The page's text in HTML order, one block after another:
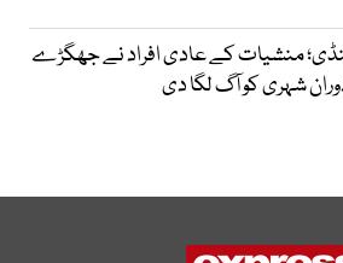
منشیات کے عادی افراد نے جھگڑے
شہری کو آگ لگا دی